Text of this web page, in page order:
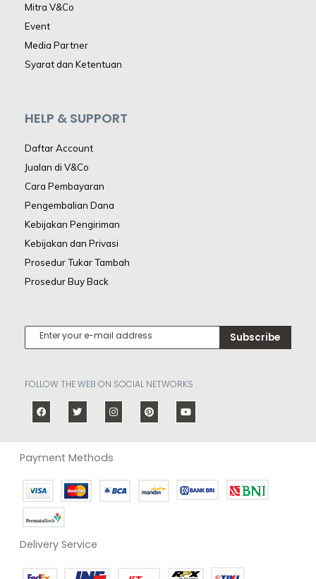
Mitra V&Co
Event
Media Partner
Syarat dan Ketentuan
HELP & SUPPORT
Daftar Account
Jualan di V&Co
Cara Pembayaran
Pengembalian Dana
Kebijakan Pengiriman
Kebijakan dan Privasi
Prosedur Tukar Tambah
Prosedur Buy Back
Subscribe
FOLLOW THE WEB ON SOCIAL NETWORKS
Payment Methods
Delivery Service